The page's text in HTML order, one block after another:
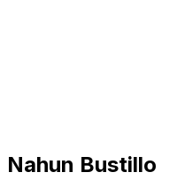
Nahun Bustillo